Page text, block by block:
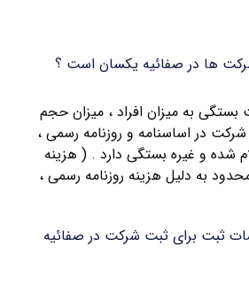
ها در صفائیه یکسان است ؟
به میزان افراد ، میزان حجم
در اساسنامه و روزنامه رسمی ،
شده و غیره بستگی دارد . ( هزینه
به دلیل هزینه روزنامه رسمی ،
ثبت برای ثبت شرکت در صفائیه